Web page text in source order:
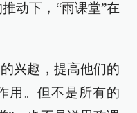
动下，“雨课堂”在
兴趣，提高他们的
用。但不是所有的